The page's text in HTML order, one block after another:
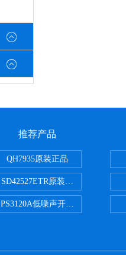
推荐产品
QH7935原装正品
SD42527ETR原装正品
PS3120A低噪声开关电容器原装正